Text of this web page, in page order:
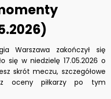
Warszawa zakończył się
się w niedzielę 17.05.2026 o
skrót meczu, szczegółowe
oceny piłkarzy po tym